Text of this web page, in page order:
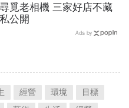
尋覓老相機 三家好店不藏
私公開
Ads by
經營 環境
目標